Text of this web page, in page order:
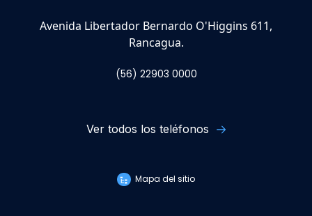
Avenida Libertador Bernardo O'Higgins 611,
Rancagua.
(56) 22903 0000
Ver todos los teléfonos
Mapa del sitio